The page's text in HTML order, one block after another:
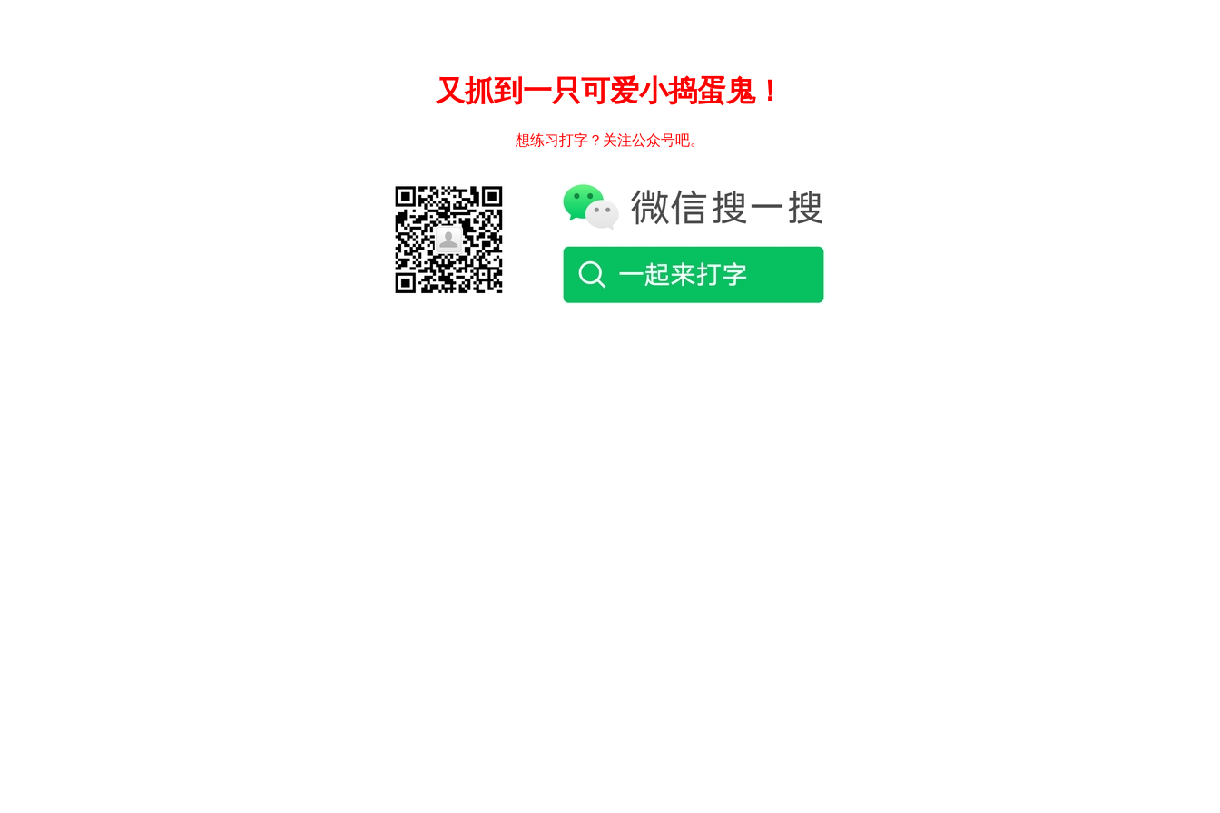
又抓到一只可爱小捣蛋鬼！
想练习打字？关注公众号吧。